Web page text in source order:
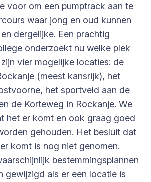
voor om een pumptrack aan te
waar jong en oud kunnen
dergelijke. Een prachtig
onderzoekt nu welke plek
vier mogelijke locaties: de
(meest kansrijk), het
het sportveld aan de
de Korteweg in Rockanje. We
het er komt en ook graag goed
gehouden. Het besluit dat
komt is nog niet genomen.
bestemmingsplannen
gewijzigd als er een locatie is